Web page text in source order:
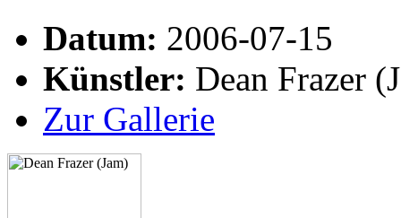
Datum: 2006-07-15
Künstler: Dean Frazer
Zur Gallerie